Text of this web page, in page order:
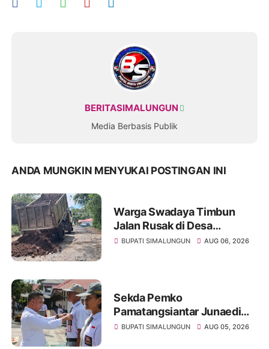
BERITASIMALUNGUN
Media Berbasis Publik
ANDA MUNGKIN MENYUKAI POSTINGAN INI
Warga Swadaya Timbun
Jalan Rusak di Desa
Sibangun Mariah, Harapkan
BUPATI SIMALUNGUN AUG 06, 2026
Sekda Pemko
Pamatangsiantar Junaedi
Pembina Upacara
BUPATI SIMALUNGUN AUG 05, 2026